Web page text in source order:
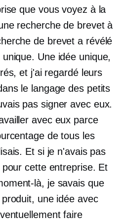
que vous voyez à la
recherche de brevet à
de brevet a révélé
Une idée unique,
et j'ai regardé leurs
le langage des petits
pas signer avec eux.
avec eux parce
de tous les
Et si je n'avais pas
cette entreprise. Et
là, je savais que
une idée avec
faire